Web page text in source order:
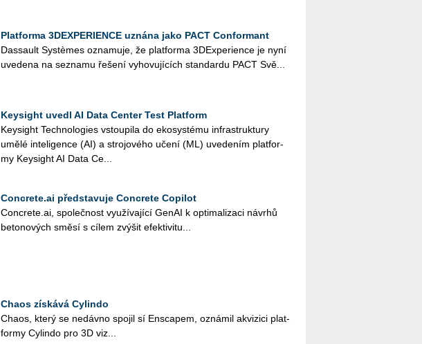
Platforma 3DEXPERIENCE uznána jako PACT Conformant
Das­sault Sys­tè­mes ozna­mu­je, že plat­for­ma 3D­Ex­pe­rien­ce je nyní
uve­de­na na se­zna­mu ře­še­ní vy­ho­vu­jí­cích stan­dar­du PACT Svě...
Keysight uvedl AI Data Center Test Platform
Key­si­ght Tech­no­lo­gies vstou­pi­la do eko­sys­té­mu in­frastruk­tu­ry
umělé in­te­li­gen­ce (AI) a stro­jo­vé­ho učení (ML) uve­de­ním plat­for­
my Key­si­ght AI Data Ce...
Concrete.ai představuje Concrete Copilot
Con­cre­te.ai, spo­leč­nost vy­u­ží­va­jí­cí GenAI k op­ti­ma­li­za­ci ná­vrhů
be­to­no­vých směsí s cílem zvý­šit efek­ti­vi­tu...
Chaos získává Cylindo
Chaos, který se ne­dáv­no spo­jil sí Ens­ca­pem, ozná­mil akvi­zi­ci plat­
for­my Cylin­do pro 3D vi­z...